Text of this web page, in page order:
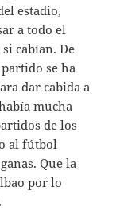
estadio,
a todo el
cabían. De
se ha
dar cabida a
mucha
de los
al fútbol
Que la
por lo